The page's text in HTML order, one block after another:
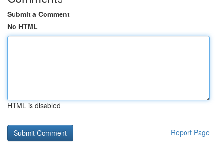
Submit a Comment
No HTML
HTML is disabled
Report Page